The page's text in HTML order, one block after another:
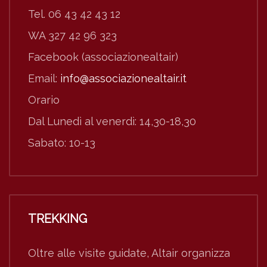
Tel. 06 43 42 43 12
WA 327 42 96 323
Facebook (associazionealtair)
Email: info@associazionealtair.it
Orario
Dal Lunedì al venerdì: 14,30-18,30
Sabato: 10-13
TREKKING
Oltre alle visite guidate, Altair organizza